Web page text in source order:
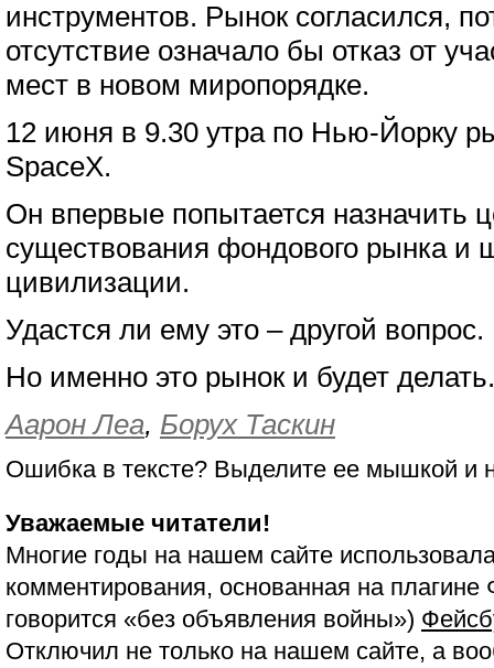
инструментов. Рынок согласился,
отсутствие означало бы отказ от
мест в новом миропорядке.
12 июня в 9.30 утра по Нью-Йорку
SpaceX.
Он впервые попытается назначить
существования фондового рынка и
цивилизации.
Удастся ли ему это – другой вопрос.
Но именно это рынок и будет делать.
Аарон Леа, Борух Таскин
Ошибка в тексте? Выделите ее мышкой и
Уважаемые читатели!
Многие годы на нашем сайте
комментирования, основанная на
говорится «без объявления войны»)
Отключил не только на нашем сайте, а